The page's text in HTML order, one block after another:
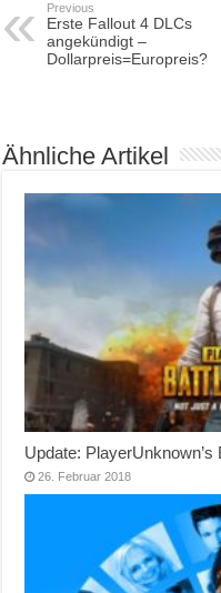
Previous
Erste Fallout 4 DLCs
angekündigt –
Dollarpreis=Europreis?
Ähnliche Artikel
Update: PlayerUnknown’s
26. Februar 2018